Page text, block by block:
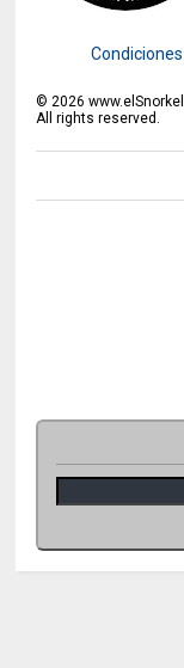
© 2026
All rights reserved.